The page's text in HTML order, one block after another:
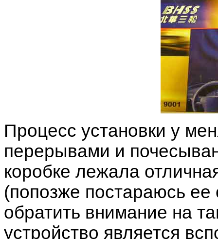
Процесс установки у
перерывами и
коробке лежала
(попозже постараюсь ее
обратить внимание на
устройство является